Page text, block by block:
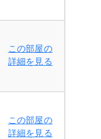
この部屋の
詳細を見る
この部屋の
詳細を見る